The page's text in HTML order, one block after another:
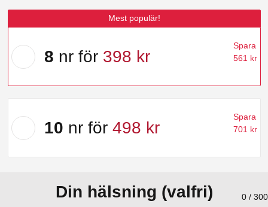
278 kr
Mest populär!
erbjudande:
8
398 kr
8 nr för 398 kr
Spara
561 kr
erbjudande:
10
10 nr för 498 kr
Spara
701 kr
Din hälsning (valfri) 0 / 300